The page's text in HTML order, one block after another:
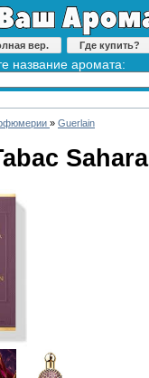
вер. Где купить?
название аромата:
» Guerlain
Sahara